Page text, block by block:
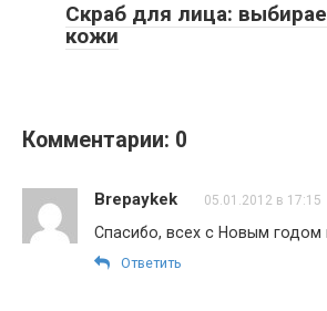
Скраб для лица:
кожи
Комментарии: 0
Brepaykek 05.01.2012 в 17:15
Спасибо, всех с Новым
Ответить